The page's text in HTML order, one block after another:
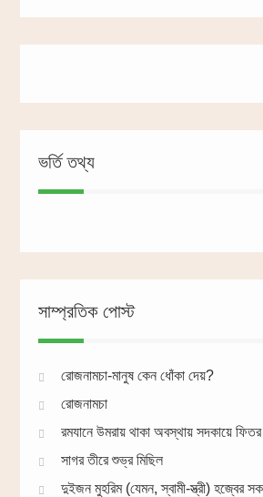
ভর্তি তথ্য
সাম্প্রতিক পোস্ট
রোজনামচা-মানুষ কেন ধোঁকা দেয়?
রোজনামচা
রমযানে উমরায় থাকা অবস্থায় সদকায়ে ফিতর
সাগর তীরে শুভ্র মিছিল
দুইজন মুহরিম (যেমন, স্বামী-স্ত্রী) হজ্বের